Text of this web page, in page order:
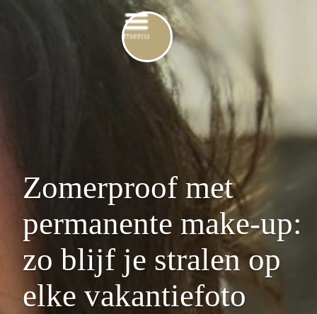
Zomerproof met
permanente make-up:
zo blijf je stralen op
elke vakantiefoto